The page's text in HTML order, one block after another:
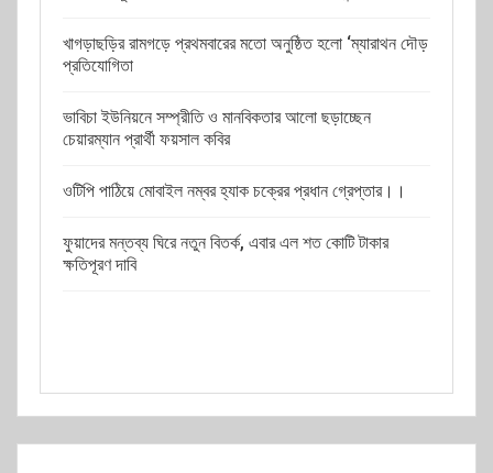
খাগড়াছড়ির রামগড়ে প্রথমবারের মতো অনুষ্ঠিত হলো ‘ম্যারাথন দৌড়
প্রতিযোগিতা
ভাবিচা ইউনিয়নে সম্প্রীতি ও মানবিকতার আলো ছড়াচ্ছেন
চেয়ারম্যান প্রার্থী ফয়সাল কবির
ওটিপি পাঠিয়ে মোবাইল নম্বর হ্যাক চক্রের প্রধান গ্রেপ্তার।।
ফুয়াদের মন্তব্য ঘিরে নতুন বিতর্ক, এবার এল শত কোটি টাকার
ক্ষতিপূরণ দাবি